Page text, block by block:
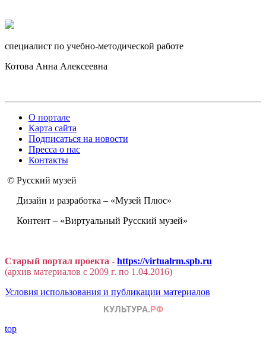
специалист по учебно-методической работе
Котова Анна Алексеевна
О портале
Карта сайта
Подписаться на новости
Пресса о нас
Контакты
© Русский музей
Дизайн и разработка – «Музей Плюс»
Контент – «Виртуальный Русский музей»
Старый портал проекта - https://virtualrm.spb.ru
(архив материалов с 2009 г. по 1.04.2016)
Условия использования и публикации материалов
top